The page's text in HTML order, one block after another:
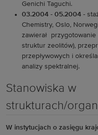
Genichi Taguchi.
03.2004 - 05.2004 -
Chemistry, Oslo,
zawierał
struktur zeolitów),
przepływowych i
analizy spektralnej.
Stanowiska w
strukturach/
W instytucjach o zasięgu